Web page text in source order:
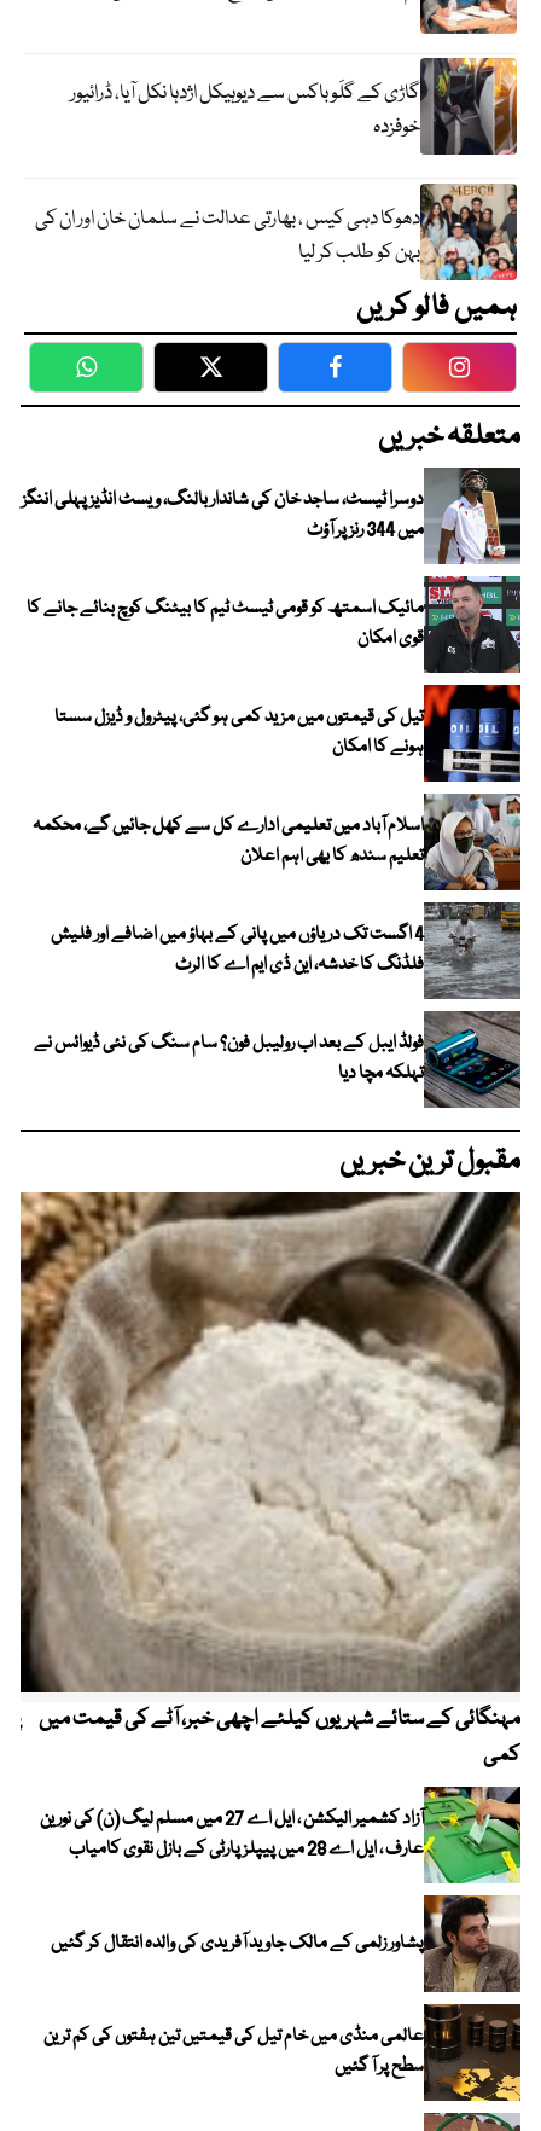
گاڑی کے گلَو باکس سے دیوہیکل اژدہا نکل آیا، ڈرائیور
خوفزدہ
دھوکا دہی کیس ، بھارتی عدالت نے سلمان خان اور ان کی
بہن کو طلب کر لیا
ہمیں فالو کریں
WhatsApp Twitter Facebook
متعلقہ خبریں
دوسرا ٹیسٹ، ساجد خان کی شاندار بالنگ، ویسٹ انڈیز پہلی اننگز
میں 344 رنز پر آؤٹ
مائیک اسمتھ کو قومی ٹیسٹ ٹیم کا بیٹنگ کوچ بنائے جانے کا
قوی امکان
تیل کی قیمتوں میں مزید کمی ہو گئی، پیٹرول و ڈیزل سستا
ہونے کا امکان
اسلام آباد میں تعلیمی ادارے کل سے کھل جائیں گے، محکمہ
تعلیم سندھ کا بھی اہم اعلان
4 اگست تک دریاؤں میں پانی کے بہاؤ میں اضافے اور فلیش
فلڈنگ کا خدشہ، این ڈی ایم اے کا الرٹ
فولڈ ایبل کے بعد اب رولیبل فون؟ سام سنگ کی نئی ڈیوائس نے
تہلکہ مچا دیا
مقبول ترین خبریں
مہنگائی کے ستائے شہریوں کیلئے اچھی خبر، آٹے کی قیمت میں
کمی
آزاد کشمیر الیکشن ، ایل اے 27 میں مسلم لیگ (ن) کی نورین
عارف ، ایل اے 28 میں پیپلز پارٹی کے بازل نقوی کامیاب
پشاور زلمی کے مالک جاوید آفریدی کی والدہ انتقال کر گئیں
عالمی منڈی میں خام تیل کی قیمتیں تین ہفتوں کی کم ترین
سطح پر آ گئیں